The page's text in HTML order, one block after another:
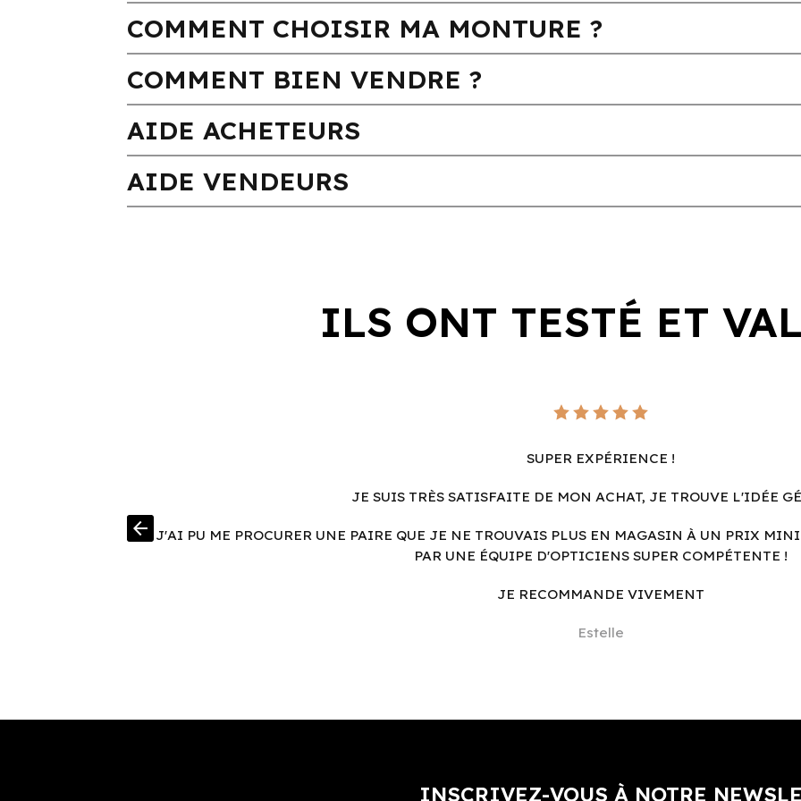
COMMENT CHOISIR MA MONTURE ?
COMMENT BIEN VENDRE ?
AIDE ACHETEURS
AIDE VENDEURS
ILS ONT TESTÉ ET
SUPER EXPÉRIENCE !
JE SUIS TRÈS SATISFAITE DE MON ACHAT, JE TROUVE L'IDÉE
J'AI PU ME PROCURER UNE PAIRE QUE JE NE TROUVAIS PLUS EN MAGASIN À UN PRIX
PAR UNE ÉQUIPE D'OPTICIENS SUPER COMPÉTENTE !
JE RECOMMANDE VIVEMENT
Estelle
arrow_back
INSCRIVEZ-VOUS À NOTRE